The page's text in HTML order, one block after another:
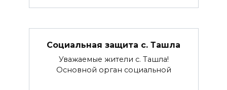
Социальная защита с. Ташла
Уважаемые жители с. Ташла!
Основной орган социальной